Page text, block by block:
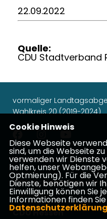
22.09.2022
Quelle:
CDU Stadtverband
vormaliger
Wahlkreis 20 (2019-2024)
Impressum
CDU Kreisverband
CDU Hessen
Cookie Hinweis
Diese Webseite
sind, um die Webseite
verwenden wir Dienste
helfen, unser
Optmierung). Für die
Dienste, benötigen wir
Einwilligung können Sie
Informationen finden
Datenschutzerklärung